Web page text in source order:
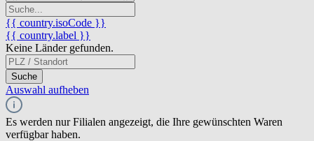
{{ country.isoCode }}
{{ country.label }}
Keine Länder gefunden.
Suche
Auswahl aufheben
Es werden nur Filialen angezeigt, die Ihre gewünschten Waren
verfügbar haben.